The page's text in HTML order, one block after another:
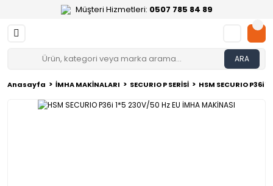
Müşteri Hizmetleri: 0507 785 84 89
ARA
Anasayfa İMHA MAKİNALARI SECURIO P SERİSİ HSM SECURIO P36i